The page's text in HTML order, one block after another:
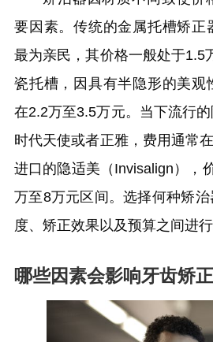
要因素。传统的金属托槽矫正
最为亲民，其价格一般处于1.5
瓷托槽，因具有半隐形的美观
在2.2万至3.5万元。当下流行
时代天使或者正雅，费用通常
进口的隐适美（Invisalign），
万至8万元区间。选择何种矫
度、矫正效果以及预算之间进行
哪些因素会影响牙齿矫